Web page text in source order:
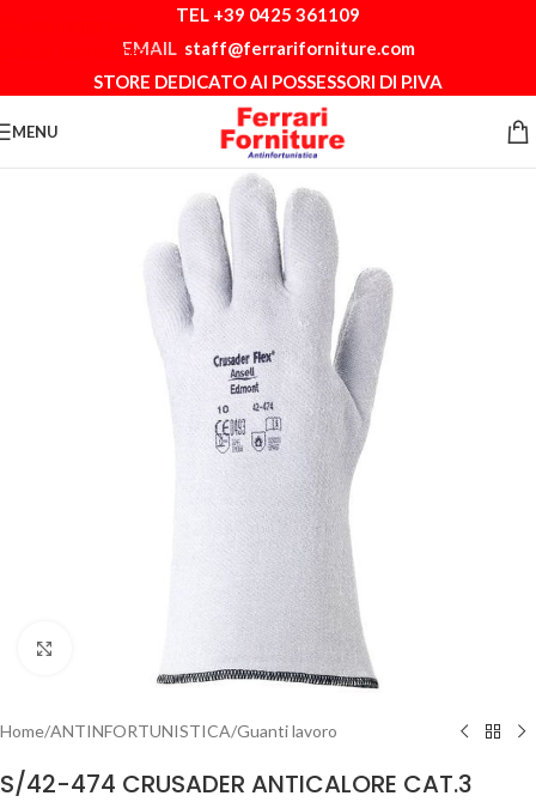
Skip to main content
TEL +39 0425 361109
EMAIL staff@ferrariforniture.com
STORE DEDICATO AI POSSESSORI DI P.IVA
MENU
Home/ANTINFORTUNISTICA/Guanti lavoro
S/42-474 CRUSADER ANTICALORE CAT.3